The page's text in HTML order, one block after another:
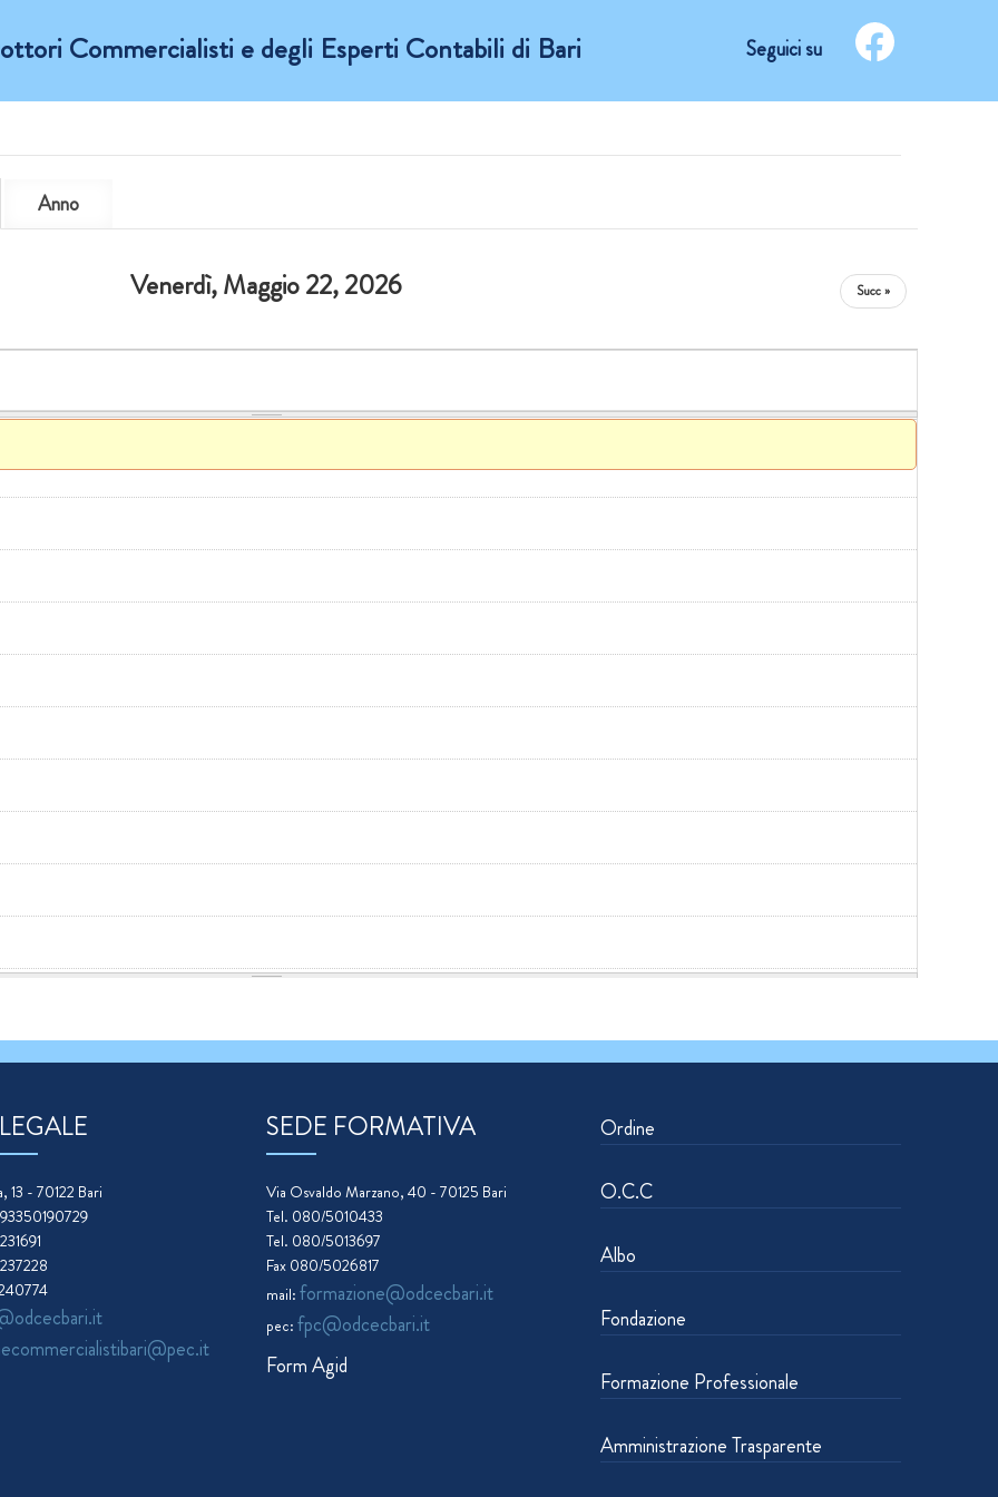
Commercialisti e degli Esperti Contabili di Bari Seguici su
Anno
Venerdì, Maggio 22, 2026 Succ »
13 - 70122 Bari
SEDE FORMATIVA
Via Osvaldo Marzano, 40 - 70125 Bari
Tel. 080/5010433
Tel. 080/5013697
Fax 080/5026817
mail: formazione@odcecbari.it
pec: fpc@odcecbari.it
Form Agid
Ordine
O.C.C
Albo
Fondazione
Formazione Professionale
Amministrazione Trasparente